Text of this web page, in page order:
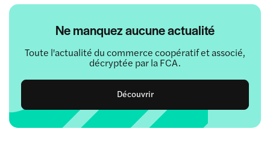
Ne manquez aucune actualité
Toute l'actualité du commerce coopératif et associé,
décryptée par la FCA.
Découvrir